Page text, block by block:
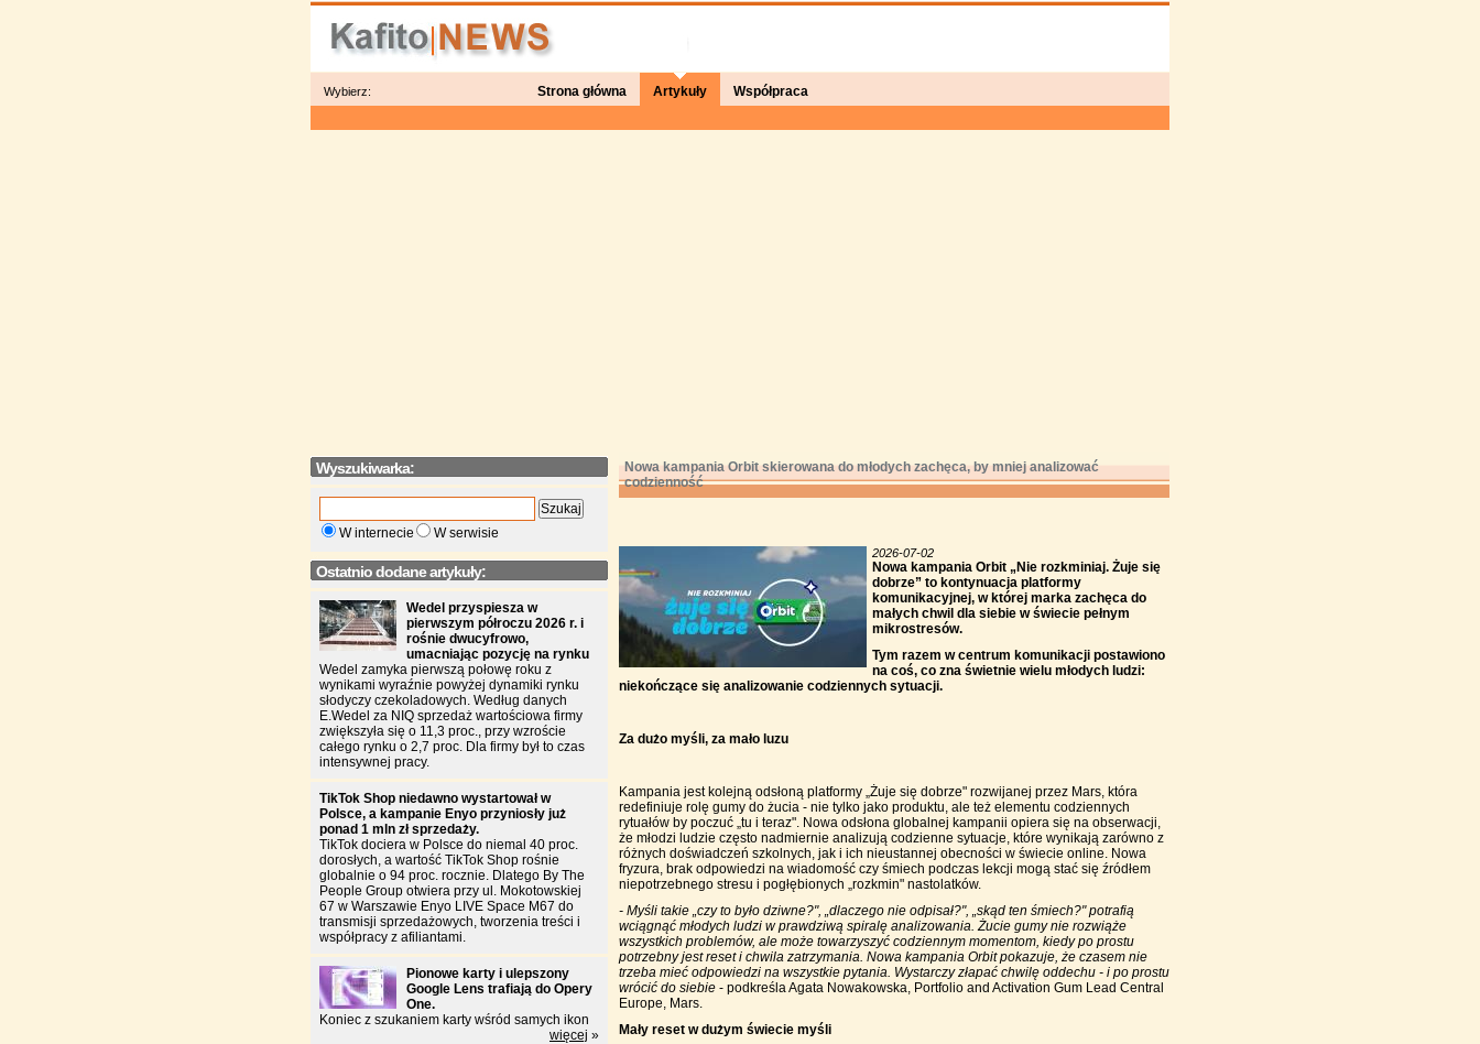
Wybierz: Strona główna Artykuły Współpraca
Nowa kampania Orbit skierowana do młodych zachęca, by mniej analizować
codzienność
2026-07-02
Nowa kampania Orbit „Nie rozkminiaj. Żuje się
dobrze” to kontynuacja platformy
komunikacyjnej, w której marka zachęca do
małych chwil dla siebie w świecie pełnym
mikrostresów.
Tym razem w centrum komunikacji postawiono
na coś, co zna świetnie wielu młodych ludzi:
niekończące się analizowanie codziennych sytuacji.
Za dużo myśli, za mało luzu
Kampania jest kolejną odsłoną platformy „Żuje się dobrze" rozwijanej przez Mars, która
redefiniuje rolę gumy do żucia - nie tylko jako produktu, ale też elementu codziennych
rytuałów by poczuć „tu i teraz". Nowa odsłona globalnej kampanii opiera się na obserwacji,
że młodzi ludzie często nadmiernie analizują codzienne sytuacje, które wynikają zarówno z
różnych doświadczeń szkolnych, jak i ich nieustannej obecności w świecie online. Nowa
fryzura, brak odpowiedzi na wiadomość czy śmiech podczas lekcji mogą stać się źródłem
niepotrzebnego stresu i pogłębionych „rozkmin" nastolatków.
- Myśli takie „czy to było dziwne?", „dlaczego nie odpisał?", „skąd ten śmiech?" potrafią
wciągnąć młodych ludzi w prawdziwą spiralę analizowania. Żucie gumy nie rozwiąże
wszystkich problemów, ale może towarzyszyć codziennym momentom, kiedy po prostu
potrzebny jest reset i chwila zatrzymania. Nowa kampania Orbit pokazuje, że czasem nie
trzeba mieć odpowiedzi na wszystkie pytania. Wystarczy złapać chwilę oddechu - i po prostu
wrócić do siebie - podkreśla Agata Nowakowska, Portfolio and Activation Gum Lead Central
Europe, Mars.
Mały reset w dużym świecie myśli
Wyszukiwarka:
W internecie W serwisie
Ostatnio dodane artykuły:
Wedel przyspiesza w
pierwszym półroczu 2026 r. i
rośnie dwucyfrowo,
umacniając pozycję na rynku
Wedel zamyka pierwszą połowę roku z
wynikami wyraźnie powyżej dynamiki rynku
słodyczy czekoladowych. Według danych
E.Wedel za NIQ sprzedaż wartościowa firmy
zwiększyła się o 11,3 proc., przy wzroście
całego rynku o 2,7 proc. Dla firmy był to czas
intensywnej pracy.
TikTok Shop niedawno wystartował w
Polsce, a kampanie Enyo przyniosły już
ponad 1 mln zł sprzedaży.
TikTok dociera w Polsce do niemal 40 proc.
dorosłych, a wartość TikTok Shop rośnie
globalnie o 94 proc. rocznie. Dlatego By The
People Group otwiera przy ul. Mokotowskiej
67 w Warszawie Enyo LIVE Space M67 do
transmisji sprzedażowych, tworzenia treści i
współpracy z afiliantami.
Pionowe karty i ulepszony
Google Lens trafiają do Opery
One.
Koniec z szukaniem karty wśród samych ikon
więcej »